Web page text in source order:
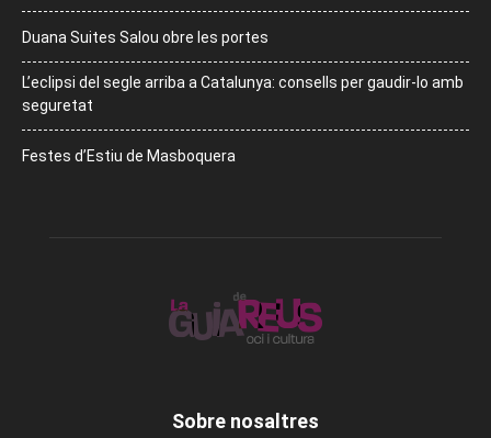
Duana Suites Salou obre les portes
L’eclipsi del segle arriba a Catalunya: consells per gaudir-lo amb
seguretat
Festes d’Estiu de Masboquera
Sobre nosaltres